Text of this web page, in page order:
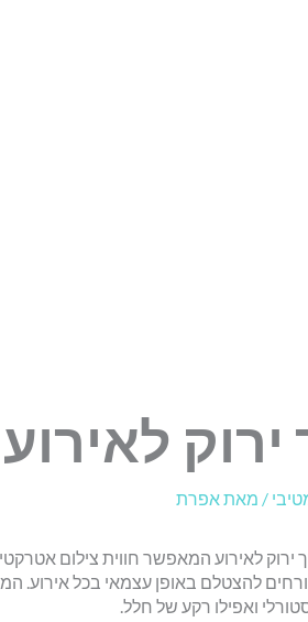
לאירוע
/ מאתאפרת
ירוק לאירוע המאפשר חווית צילום
להצטלם באופן עצמאי בכל אירוע.
ואפילו רקע של חלל.